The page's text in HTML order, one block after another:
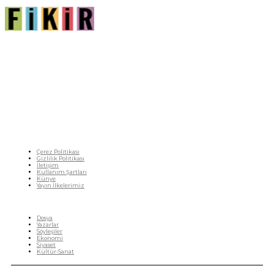
Çerez Politikası
Gizlilik Politikası
İletişim
Kullanım Şartları
Künye
Yayın İlkelerimiz
Dosya
Yazarlar
Söyleşiler
Ekonomi
Siyaset
Kültür-Sanat